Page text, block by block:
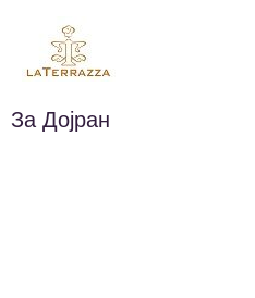
За Дојран